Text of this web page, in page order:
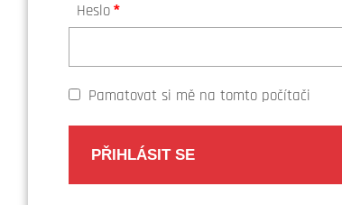
Heslo *
Pamatovat si mě na tomto počítači